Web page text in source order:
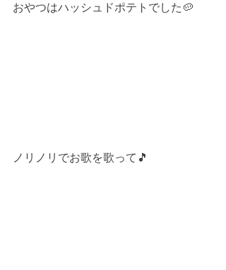
おやつはハッシュドポテトでした🥔
ノリノリでお歌を歌って🎵